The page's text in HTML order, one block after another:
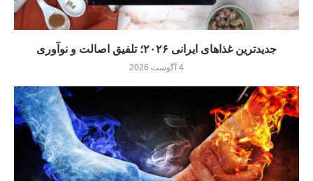
جدیدترین غذاهای ایرانی ۲۰۲۶؛ تلفیق اصالت و نوآوری
4 آگوست 2026